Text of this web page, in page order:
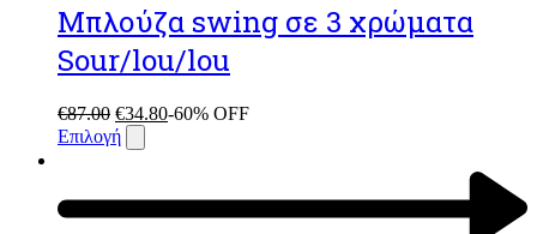
Μπλούζα swing σε 3 χρώματα
Sour/lou/lou
€87.00 €34.80-60% OFF
Επιλογή